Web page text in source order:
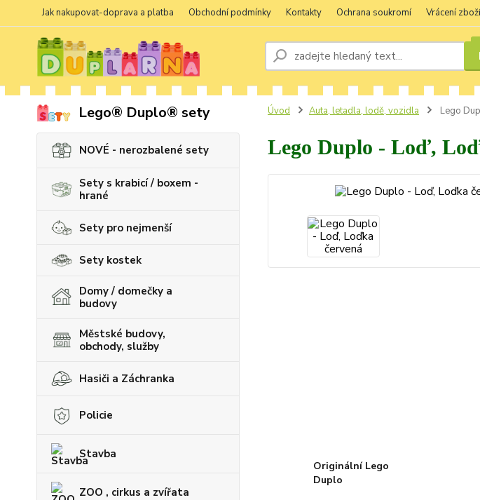
Jak nakupovat-doprava a platba Obchodní podmínky Kontakty Ochrana soukromí Vrácení
Lego® Duplo® sety
NOVÉ - nerozbalené sety
Sety s krabicí / boxem -
hrané
Sety pro nejmenší
Sety kostek
Domy / domečky a
budovy
Městské budovy,
obchody, služby
Hasiči a Záchranka
Policie
Stavba
ZOO , cirkus a zvířata
Úvod Auta, letadla, lodě, vozidla Lego
Lego Duplo - Loď,
Originální Lego
Duplo